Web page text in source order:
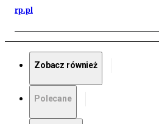
rp.pl
Zobacz również
Polecane